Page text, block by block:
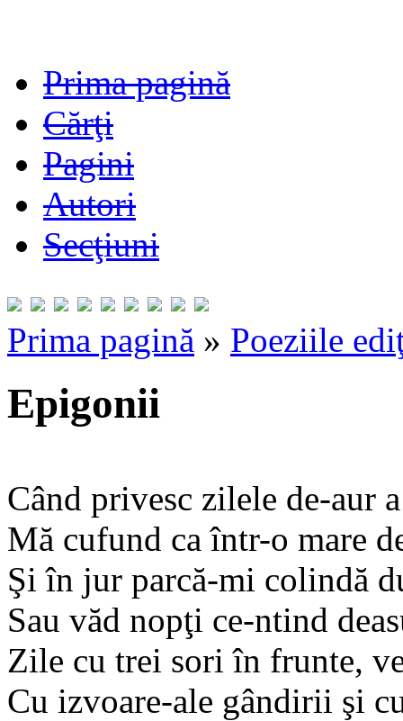
Prima pagină
Cărţi
Pagini
Autori
Secţiuni
Prima pagină » Poeziile
Epigonii
Când privesc zilele de-aur
Mă cufund ca într-o mare
Şi în jur parcă-mi colindă
Sau văd nopţi ce-ntind
Zile cu trei sori în frunte,
Cu izvoare-ale gândirii şi